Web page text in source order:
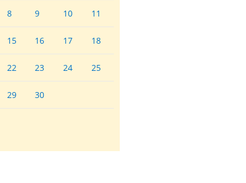
8 9 10 11
15 16 17 18
22 23 24 25
29 30